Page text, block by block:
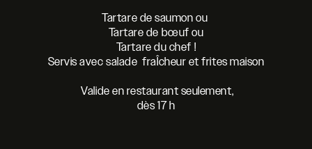
Tartare de saumon ou
Tartare de bœuf ou
Tartare du chef !
Servis avec salade fraÎcheur et frites maison
Valide en restaurant seulement,
dès 17 h